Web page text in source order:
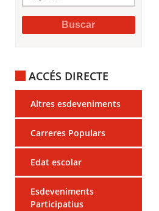
ACCÉS DIRECTE
Altres esdeveniments
Carreres Populars
Edat escolar
Esdeveniments
Participatius